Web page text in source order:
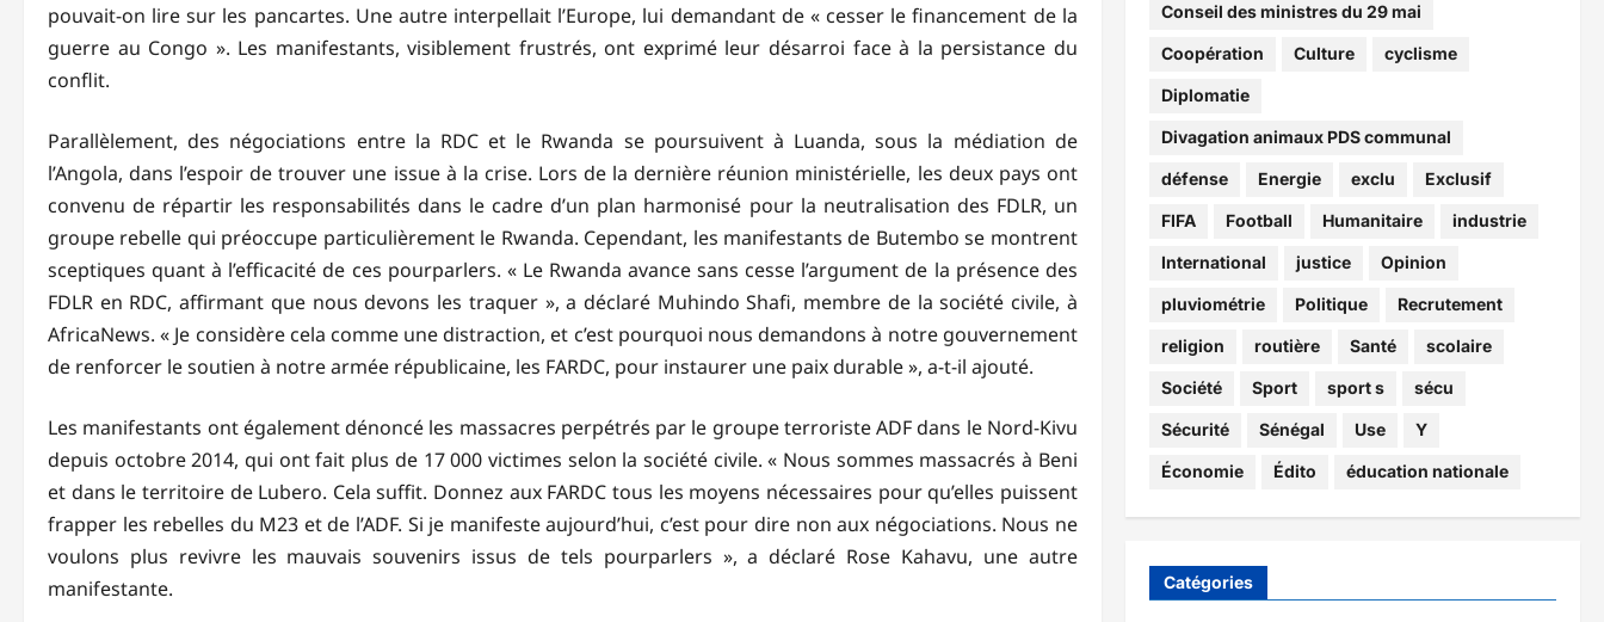
pouvait-on lire sur les pancartes. Une autre interpellait l’Europe, lui demandant de « cesser le financement de la
guerre au Congo ». Les manifestants, visiblement frustrés, ont exprimé leur désarroi face à la persistance du
conflit.
Parallèlement, des négociations entre la RDC et le Rwanda se poursuivent à Luanda, sous la médiation de
l’Angola, dans l’espoir de trouver une issue à la crise. Lors de la dernière réunion ministérielle, les deux pays ont
convenu de répartir les responsabilités dans le cadre d’un plan harmonisé pour la neutralisation des FDLR, un
groupe rebelle qui préoccupe particulièrement le Rwanda. Cependant, les manifestants de Butembo se montrent
sceptiques quant à l’efficacité de ces pourparlers. « Le Rwanda avance sans cesse l’argument de la présence des
FDLR en RDC, affirmant que nous devons les traquer », a déclaré Muhindo Shafi, membre de la société civile, à
AfricaNews. « Je considère cela comme une distraction, et c’est pourquoi nous demandons à notre gouvernement
de renforcer le soutien à notre armée républicaine, les FARDC, pour instaurer une paix durable », a-t-il ajouté.
Les manifestants ont également dénoncé les massacres perpétrés par le groupe terroriste ADF dans le Nord-Kivu
depuis octobre 2014, qui ont fait plus de 17 000 victimes selon la société civile. « Nous sommes massacrés à Beni
et dans le territoire de Lubero. Cela suffit. Donnez aux FARDC tous les moyens nécessaires pour qu’elles puissent
frapper les rebelles du M23 et de l’ADF. Si je manifeste aujourd’hui, c’est pour dire non aux négociations. Nous ne
voulons plus revivre les mauvais souvenirs issus de tels pourparlers », a déclaré Rose Kahavu, une autre
manifestante.
Conseil des ministres du 29 mai
Coopération Culture cyclisme
Diplomatie
Divagation animaux PDS communal
défense Energie exclu Exclusif
FIFA Football Humanitaire industrie
International justice Opinion
pluviométrie Politique Recrutement
religion routière Santé scolaire
Société Sport sport s sécu
Sécurité Sénégal Use Y
Économie Édito éducation nationale
Catégories